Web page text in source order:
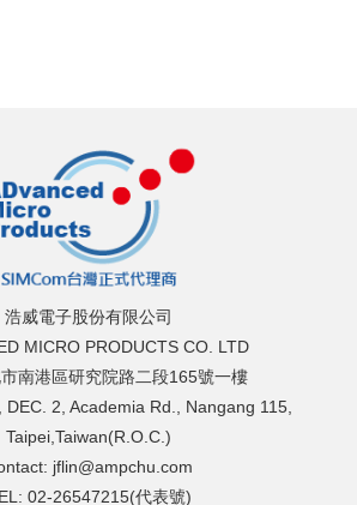
浩威電子股份有限公司
MICRO PRODUCTS CO. LTD
南港區研究院路二段165號一樓
DEC. 2, Academia Rd., Nangang 115,
Taipei,Taiwan(R.O.C.)
jflin@ampchu.com
02-26547215(代表號)